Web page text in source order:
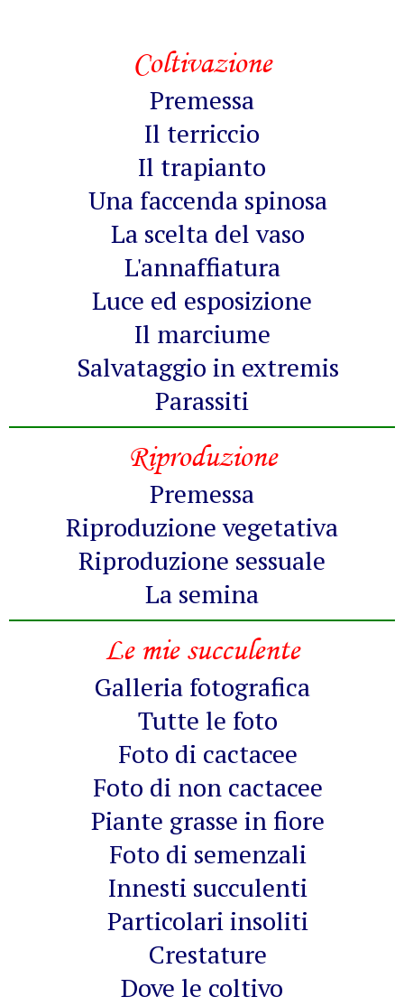
Coltivazione
Premessa
Il terriccio
Il trapianto
Una faccenda spinosa
La scelta del vaso
L'annaffiatura
Luce ed esposizione
Il marciume
Salvataggio in extremis
Parassiti
Riproduzione
Premessa
Riproduzione vegetativa
Riproduzione sessuale
La semina
Le mie succulente
Galleria fotografica
Tutte le foto
Foto di cactacee
Foto di non cactacee
Piante grasse in fiore
Foto di semenzali
Innesti succulenti
Particolari insoliti
Crestature
Dove le coltivo